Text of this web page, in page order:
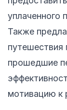
уплаченного
Также
путешествия
прошедшие
мотивацию к